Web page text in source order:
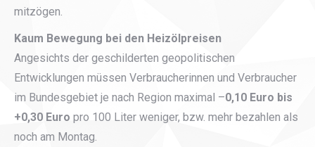
mitzögen.
Kaum Bewegung bei den Heizölpreisen
Angesichts der geschilderten geopolitischen
Entwicklungen müssen Verbraucherinnen und Verbraucher
im Bundesgebiet je nach Region maximal –0,10 Euro bis
+0,30 Euro pro 100 Liter weniger, bzw. mehr bezahlen als
noch am Montag.